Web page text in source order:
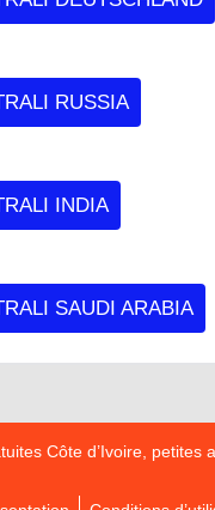
RUSSIA
INDIA
SAUDI ARABIA
Côte d’Ivoire, petites